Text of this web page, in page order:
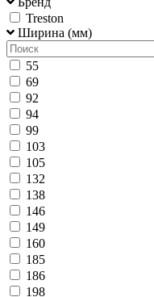
Treston
Ширина (мм)
55
69
92
94
99
103
105
132
138
146
149
160
185
186
198